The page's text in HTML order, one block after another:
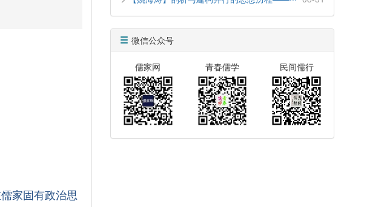
家固有政治思
微信公众号
儒家网 青春儒学 民间儒行